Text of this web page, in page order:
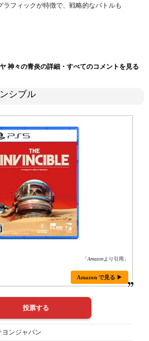
ラフィックが特徴で、戦略的なバトルも
神々の青炎の詳細・すべてのコメントを見る
シブル
「Amazonより引用」
Amazon で見る ▶
ヨンジャパン